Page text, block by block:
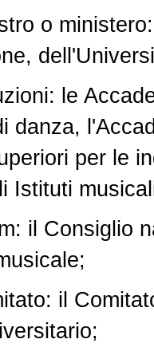
o
le
danza,
per le
Istituti
il Consiglio
il